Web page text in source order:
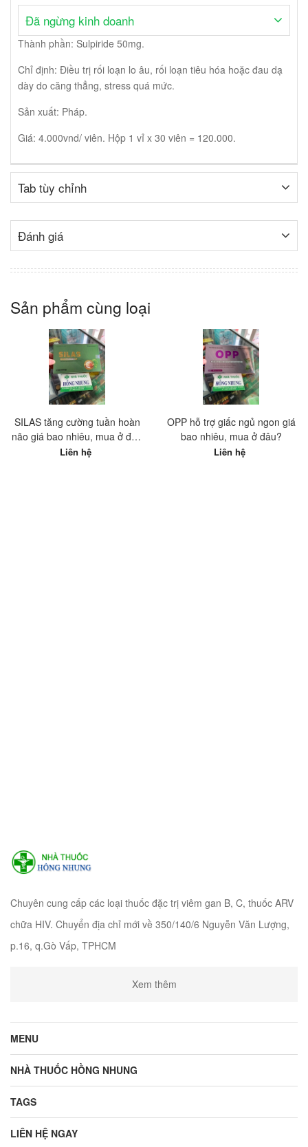
Đã ngừng kinh doanh
Thành phần: Sulpiride 50mg.
Chỉ định: Điều trị rối loạn lo âu, rối loạn tiêu hóa hoặc đau dạ
dày do căng thẳng, stress quá mức.
Sản xuất: Pháp.
Giá: 4.000vnd/ viên. Hộp 1 vỉ x 30 viên = 120.000.
Tab tùy chỉnh
Đánh giá
Sản phẩm cùng loại
SILAS tăng cường tuần hoàn
não giá bao nhiêu, mua ở đâu
tốt nhất?
Liên hệ
OPP hỗ trợ giấc ngủ ngon giá
bao nhiêu, mua ở đâu?
Liên hệ
Chuyên cung cấp các loại thuốc đặc trị viêm gan B, C, thuốc ARV
chữa HIV. Chuyển địa chỉ mới về 350/140/6 Nguyễn Văn Lượng,
p.16, q.Gò Vấp, TPHCM
Xem thêm
MENU
NHÀ THUỐC HỒNG NHUNG
TAGS
LIÊN HỆ NGAY